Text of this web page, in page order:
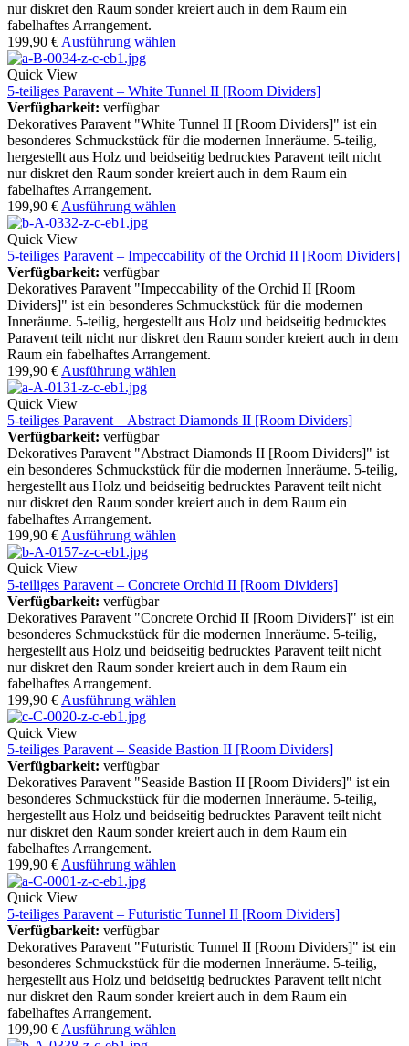
nur diskret den Raum sonder kreiert auch in dem Raum ein
fabelhaftes Arrangement.
199,90 € Ausführung wählen
Quick View
5-teiliges Paravent – White Tunnel II [Room Dividers]
Verfügbarkeit: verfügbar
Dekoratives Paravent "White Tunnel II [Room Dividers]" ist ein
besonderes Schmuckstück für die modernen Inneräume. 5-teilig,
hergestellt aus Holz und beidseitig bedrucktes Paravent teilt nicht
nur diskret den Raum sonder kreiert auch in dem Raum ein
fabelhaftes Arrangement.
199,90 € Ausführung wählen
Quick View
5-teiliges Paravent – Impeccability of the Orchid II [Room Dividers]
Verfügbarkeit: verfügbar
Dekoratives Paravent "Impeccability of the Orchid II [Room
Dividers]" ist ein besonderes Schmuckstück für die modernen
Inneräume. 5-teilig, hergestellt aus Holz und beidseitig bedrucktes
Paravent teilt nicht nur diskret den Raum sonder kreiert auch in dem
Raum ein fabelhaftes Arrangement.
199,90 € Ausführung wählen
Quick View
5-teiliges Paravent – Abstract Diamonds II [Room Dividers]
Verfügbarkeit: verfügbar
Dekoratives Paravent "Abstract Diamonds II [Room Dividers]" ist
ein besonderes Schmuckstück für die modernen Inneräume. 5-teilig,
hergestellt aus Holz und beidseitig bedrucktes Paravent teilt nicht
nur diskret den Raum sonder kreiert auch in dem Raum ein
fabelhaftes Arrangement.
199,90 € Ausführung wählen
Quick View
5-teiliges Paravent – Concrete Orchid II [Room Dividers]
Verfügbarkeit: verfügbar
Dekoratives Paravent "Concrete Orchid II [Room Dividers]" ist ein
besonderes Schmuckstück für die modernen Inneräume. 5-teilig,
hergestellt aus Holz und beidseitig bedrucktes Paravent teilt nicht
nur diskret den Raum sonder kreiert auch in dem Raum ein
fabelhaftes Arrangement.
199,90 € Ausführung wählen
Quick View
5-teiliges Paravent – Seaside Bastion II [Room Dividers]
Verfügbarkeit: verfügbar
Dekoratives Paravent "Seaside Bastion II [Room Dividers]" ist ein
besonderes Schmuckstück für die modernen Inneräume. 5-teilig,
hergestellt aus Holz und beidseitig bedrucktes Paravent teilt nicht
nur diskret den Raum sonder kreiert auch in dem Raum ein
fabelhaftes Arrangement.
199,90 € Ausführung wählen
Quick View
5-teiliges Paravent – Futuristic Tunnel II [Room Dividers]
Verfügbarkeit: verfügbar
Dekoratives Paravent "Futuristic Tunnel II [Room Dividers]" ist ein
besonderes Schmuckstück für die modernen Inneräume. 5-teilig,
hergestellt aus Holz und beidseitig bedrucktes Paravent teilt nicht
nur diskret den Raum sonder kreiert auch in dem Raum ein
fabelhaftes Arrangement.
199,90 € Ausführung wählen